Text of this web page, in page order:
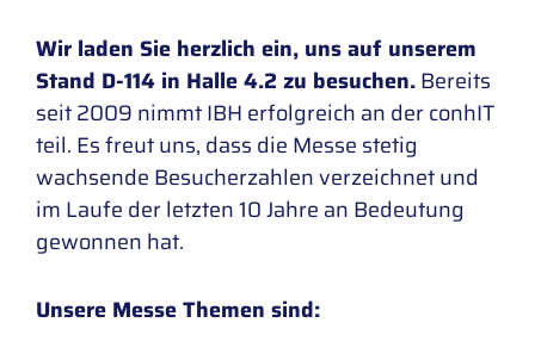
Wir laden Sie herzlich ein, uns auf unserem
Stand D-114 in Halle 4.2 zu besuchen.Bereits
seit 2009 nimmt IBH erfolgreich an der conhIT
teil. Es freut uns, dass die Messe stetig
wachsende Besucherzahlen verzeichnet und
im Laufe der letzten 10 Jahre an Bedeutung
gewonnen hat.
Unsere Messe Themen sind: